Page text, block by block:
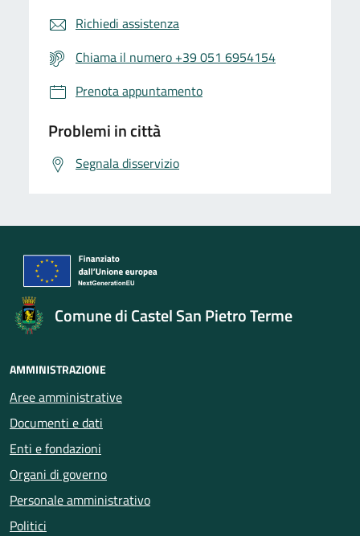
Richiedi assistenza
Chiama il numero +39 051 6954154
Prenota appuntamento
Problemi in città
Segnala disservizio
Comune di Castel San Pietro Terme
AMMINISTRAZIONE
Aree amministrative
Documenti e dati
Enti e fondazioni
Organi di governo
Personale amministrativo
Politici